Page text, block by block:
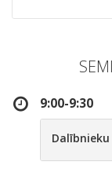
9:00-9:30